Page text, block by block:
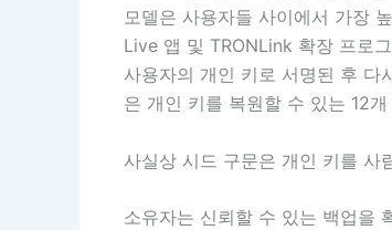
모델은 사용자들 사이에서 가장
Live 앱 및 TRONLink 확장 프로
사용자의 개인 키로 서명된 후 다
은 개인 키를 복원할 수 있는 12
사실상 시드 구문은 개인 키를 사
소유자는 신뢰할 수 있는 백업을